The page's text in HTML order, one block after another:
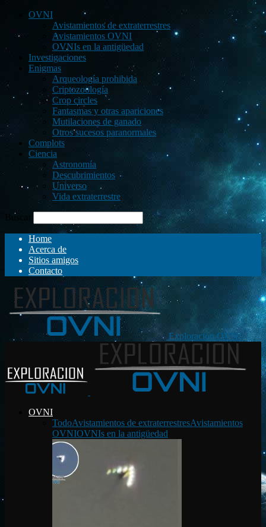
OVNI
Avistamientos de extraterrestres
Avistamientos OVNI
OVNIs en la antigüedad
Investigaciones
Enigmas
Arqueología prohibida
Criptozoología
Crop circles
Fantasmas y otras apariciones
Mutilaciones de ganado
Otros sucesos paranormales
Complots
Ciencia
Astronomía
Descubrimientos
Universo
Vida extraterrestre
Buscar
Home
Acerca de
Sitios amigos
Contacto
Exploración OVNI
OVNI
TodoAvistamientos de extraterrestresAvistamientos
OVNIOVNIs en la antigüedad